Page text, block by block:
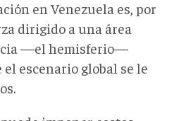
en Venezuela es, por
dirigido a una área
—el hemisferio—
escenario global se le